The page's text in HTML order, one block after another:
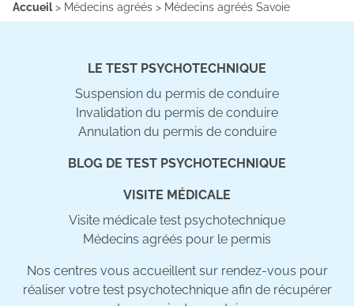
Accueil> Médecins agréés > Médecins agréés Savoie
LE TEST PSYCHOTECHNIQUE
Suspension du permis de conduire
Invalidation du permis de conduire
Annulation du permis de conduire
BLOG DE TEST PSYCHOTECHNIQUE
VISITE MÉDICALE
Visite médicale test psychotechnique
Médecins agréés pour le permis
Nos centres vous accueillent sur rendez-vous pour
réaliser votre test psychotechnique afin de récupérer